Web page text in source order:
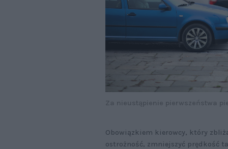
Obowiązkiem kierowcy, który
ostrożność, zmniejszyć prędkość